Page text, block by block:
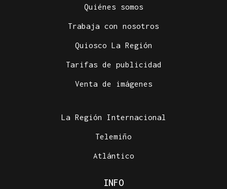
Quiénes somos
Trabaja con nosotros
Quiosco La Región
Tarifas de publicidad
Venta de imágenes
La Región Internacional
Telemiño
Atlántico
INFO